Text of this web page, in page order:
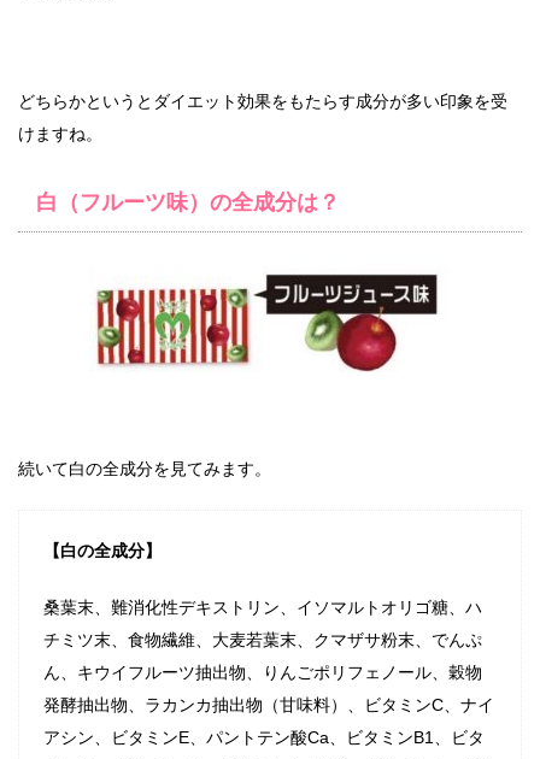
どちらかというとダイエット効果をもたらす成分が多い印象を受
けますね。
白（フルーツ味）の全成分は？
続いて白の全成分を見てみます。
【白の全成分】
桑葉末、難消化性デキストリン、イソマルトオリゴ糖、ハ
チミツ末、食物繊維、大麦若葉末、クマザサ粉末、でんぷ
ん、キウイフルーツ抽出物、りんごポリフェノール、穀物
発酵抽出物、ラカンカ抽出物（甘味料）、ビタミンC、ナイ
アシン、ビタミンE、パントテン酸Ca、ビタミンB1、ビタ